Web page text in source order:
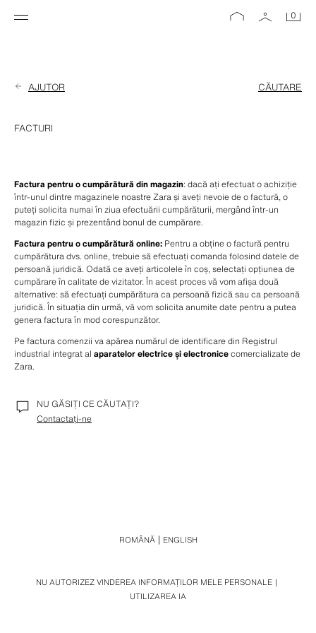
0
AJUTOR CĂUTARE
FACTURI
Factura pentru o cumpărătură din magazin: dacă ați efectuat o achiziție
într-unul dintre magazinele noastre Zara și aveți nevoie de o factură, o
puteți solicita numai în ziua efectuării cumpărăturii, mergând într-un
magazin fizic și prezentând bonul de cumpărare.
Factura pentru o cumpărătură online: Pentru a obține o factură pentru
cumpărătura dvs. online, trebuie să efectuați comanda folosind datele de
persoană juridică. Odată ce aveți articolele în coș, selectați opțiunea de
cumpărare în calitate de vizitator. În acest proces vă vom afișa două
alternative: să efectuați cumpărătura ca persoană fizică sau ca persoană
juridică. În situația din urmă, vă vom solicita anumite date pentru a putea
genera factura în mod corespunzător.
Pe factura comenzii va apărea numărul de identificare din Registrul
industrial integrat al aparatelor electrice și electronice comercializate de
Zara.
NU GĂSIȚI CE CĂUTAȚI?
Contactați-ne
NU AUTORIZEZ VINDEREA INFORMAȚILOR MELE PERSONALE
UTILIZAREA IA
ROMÂNĂ ENGLISH